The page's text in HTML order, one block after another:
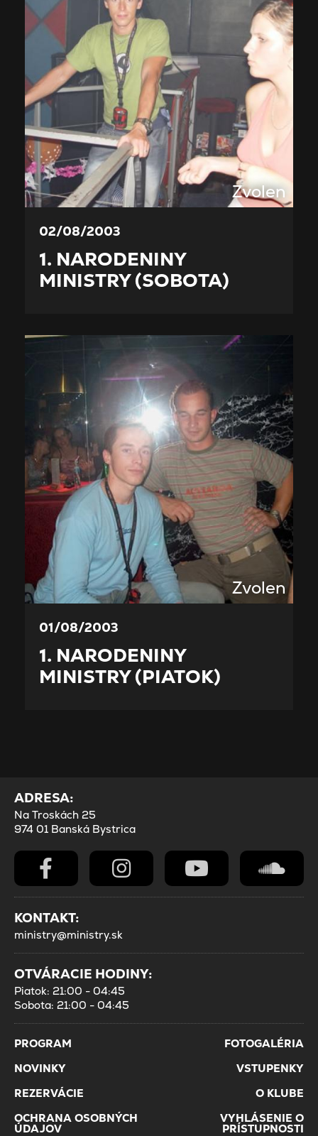
Zvolen
02/08/2003
1. NARODENINY
MINISTRY (SOBOTA)
Zvolen
01/08/2003
1. NARODENINY
MINISTRY (PIATOK)
ADRESA:
Na Troskách 25
974 01 Banská Bystrica
KONTAKT:
ministry@ministry.sk
OTVÁRACIE HODINY:
Piatok: 21:00 - 04:45
Sobota: 21:00 - 04:45
PROGRAM
FOTOGALÉRIA
NOVINKY
VSTUPENKY
REZERVÁCIE
O KLUBE
OCHRANA OSOBNÝCH
ÚDAJOV
VYHLÁSENIE O
PRÍSTUPNOSTI